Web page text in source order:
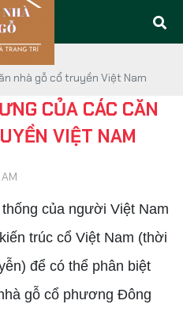
nhà gỗ cổ truyền Việt Nam
CỦA CÁC CĂN
VIỆT NAM
của người Việt Nam
trúc cổ Việt Nam (thời
để có thể phân biệt
gỗ cổ phương Đông